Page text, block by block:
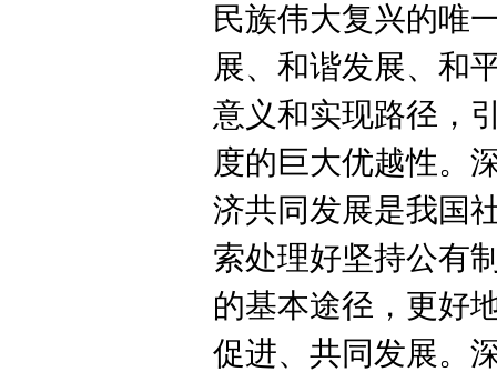
民族伟大复兴的唯
展、和谐发展、和
意义和实现路径，
度的巨大优越性。
济共同发展是我国
索处理好坚持公有
的基本途径，更好
促进、共同发展。